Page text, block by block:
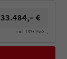
33.484,– €
incl. 19% MwSt.,